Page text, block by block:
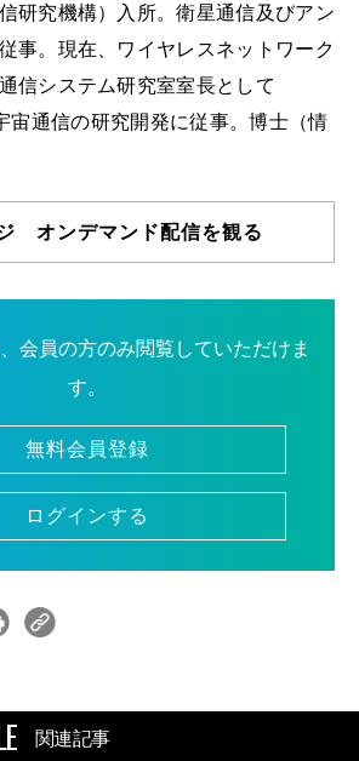
研究機構）入所。衛星通信及びアン
事。現在、ワイヤレスネットワーク
信システム研究室室長として
宙通信の研究開発に従事。博士（情
オンデマンド配信を観る
会員の方のみ閲覧していただけま
す。
無料会員登録
ログインする
関連記事